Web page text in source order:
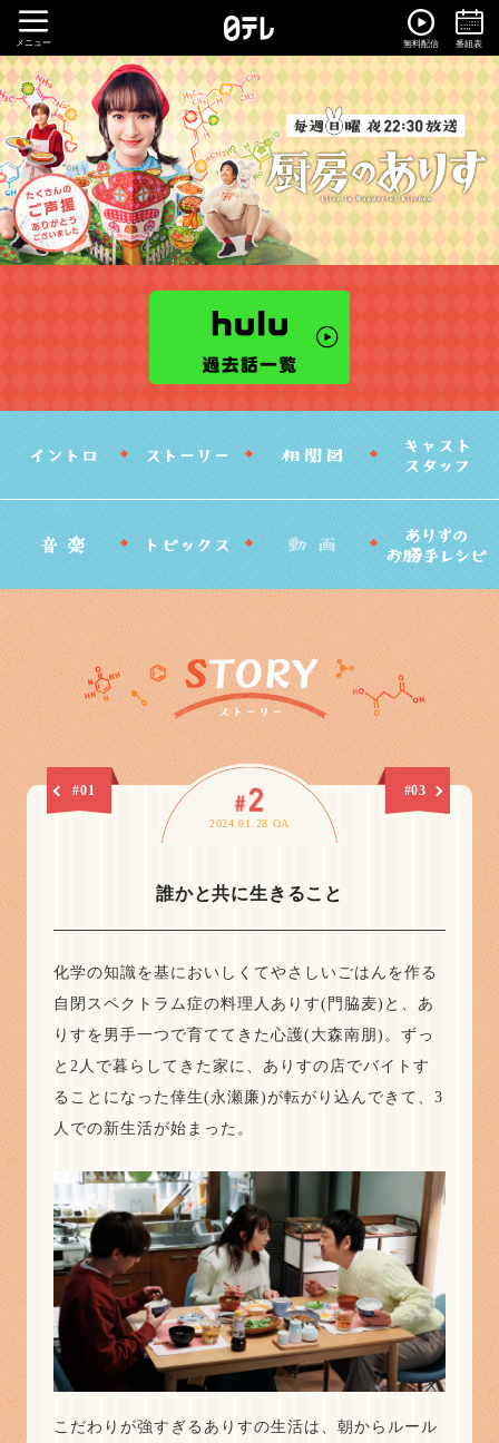
メニュー 無料配信 番組表
#01 #03
2024.01.28 OA
誰かと共に生きること
化学の知識を基においしくてやさしいごはんを作る
自閉スペクトラム症の料理人ありす(門脇麦)と、あ
りすを男手一つで育ててきた心護(大森南朋)。ずっ
と2人で暮らしてきた家に、ありすの店でバイトす
ることになった倖生(永瀬廉)が転がり込んできて、3
人での新生活が始まった。
こだわりが強すぎるありすの生活は、朝からルール